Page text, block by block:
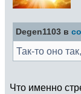
Degen1103 в
Так-то оно
Что именно